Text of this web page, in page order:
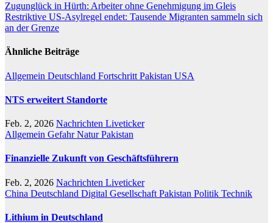
Zugunglück in Hürth: Arbeiter ohne Genehmigung im Gleis
Restriktive US-Asylregel endet: Tausende Migranten sammeln sich
an der Grenze
Ähnliche Beiträge
Allgemein Deutschland Fortschritt Pakistan USA
NTS erweitert Standorte
Feb. 2, 2026 Nachrichten Liveticker
Allgemein GefahrNaturPakistan
Finanzielle Zukunft von Geschäftsführern
Feb. 2, 2026 Nachrichten Liveticker
China Deutschland Digital Gesellschaft Pakistan Politik Technik
Lithium in Deutschland